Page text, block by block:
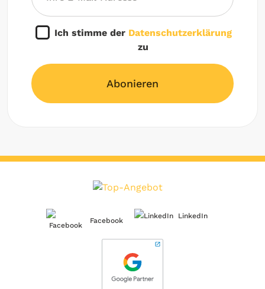
Ich stimme der Datenschutzerklärung
zu
Abonieren
Facebook
LinkedIn